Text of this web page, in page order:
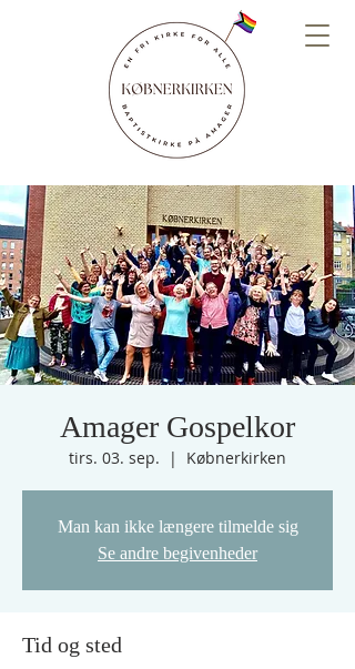
Amager Gospelkor
tirs. 03. sep.
  |
Købnerkirken
Man kan ikke længere tilmelde sig
Se andre begivenheder
Tid og sted